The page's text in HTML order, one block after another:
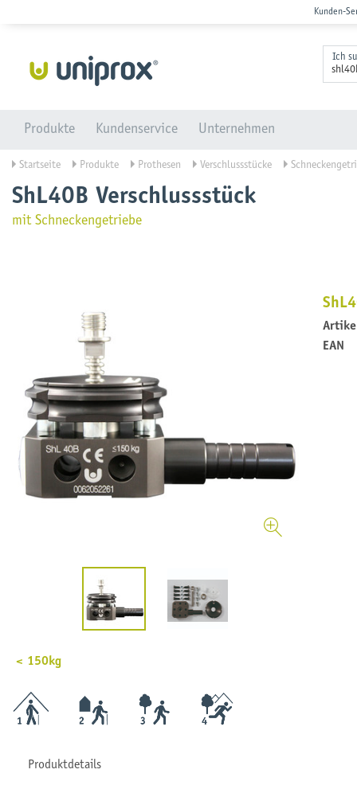
Kunden-
Ich
Produkte Kundenservice Unternehmen
Startseite Produkte Prothesen Verschlussstücke
ShL40B Verschlussstück
mit Schneckengetriebe
< 150kg
EAN
Produktdetails